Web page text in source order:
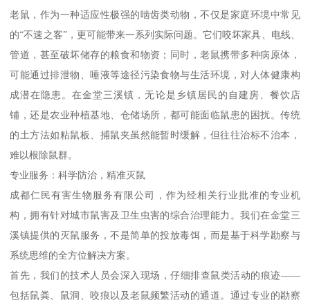
老鼠，作为一种适应性极强的啮齿类动物，不仅是家庭环境中常见
的“不速之客”，更可能带来一系列实际问题。它们咬坏家具、电线、
管道，甚至破坏储存的粮食和物资；同时，老鼠携带多种病原体，
可能通过排泄物、唾液等途径污染食物与生活环境，对人体健康构
成潜在隐患。在金堂三溪镇，无论是乡镇居民的自建房、餐饮店
铺，还是农业种植基地、仓储场所，都可能面临鼠患的困扰。传统
的土方法如粘鼠板、捕鼠夹虽然能暂时缓解，但往往治标不治本，
难以根除鼠群。
专业服务：科学防治，精准灭鼠
成都仁民有害生物服务有限公司，作为经相关行业批准的专业机
构，拥有针对城市鼠害及卫生虫害的综合治理能力。我们在金堂三
溪镇提供的灭鼠服务，不是简单的投放毒饵，而是基于科学勘察与
系统思维的全方位解决方案。
首先，我们的技术人员会深入现场，仔细排查鼠类活动的痕迹——
包括鼠粪、鼠洞、咬痕以及老鼠频繁活动的通道。通过专业的勘察